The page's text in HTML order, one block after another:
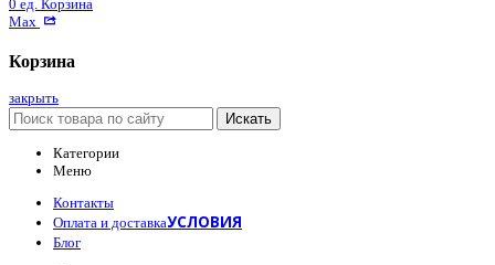
0 ед. Корзина
Max
Корзина
закрыть
Искать
Категории
Меню
Контакты
Оплата и доставкаУСЛОВИЯ
Блог